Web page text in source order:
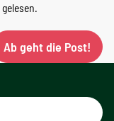
gelesen.
Ab geht die Post!